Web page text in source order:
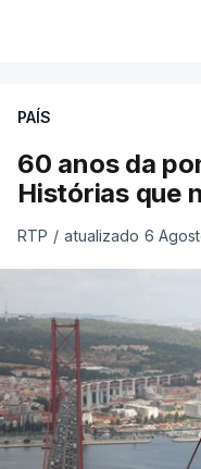
PAÍS
60 anos da
Histórias que
RTP / atualizado 6